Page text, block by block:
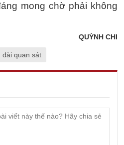
mong chờ phải không
QUỲNH CHI
đài quan sát